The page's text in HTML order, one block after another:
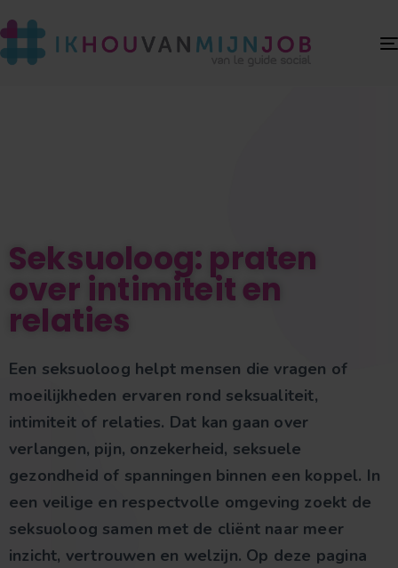
Seksuoloog: praten
over intimiteit en
relaties
Een seksuoloog helpt mensen die vragen of
moeilijkheden ervaren rond seksualiteit,
intimiteit of relaties. Dat kan gaan over
verlangen, pijn, onzekerheid, seksuele
gezondheid of spanningen binnen een koppel. In
een veilige en respectvolle omgeving zoekt de
seksuoloog samen met de cliënt naar meer
inzicht, vertrouwen en welzijn. Op deze pagina